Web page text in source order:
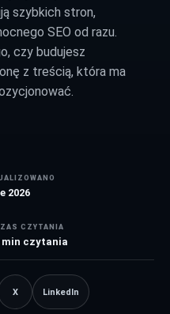
szybkich stron,
SEO od razu.
czy budujesz
z treścią, która ma
2026
CZYTANIA
min czytania
X LinkedIn